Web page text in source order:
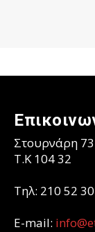
Στουρνάρη
T.K 104 32
Τηλ: 210 52
E-mail: